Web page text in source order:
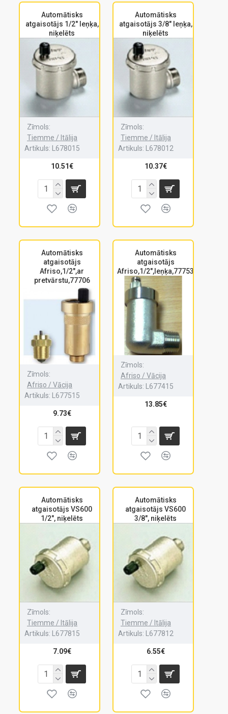
Automātisks
atgaisotājs 1/2" leņķa,
niķelēts
Zīmols:
Tiemme / Itālija
Artikuls:
L678015
10.51€
Automātisks
atgaisotājs 3/8" leņķa,
niķelēts
Zīmols:
Tiemme / Itālija
Artikuls:
L678012
10.37€
Automātisks
atgaisotājs
Afriso,1/2",ar
pretvārstu,77706
Zīmols:
Afriso / Vācija
Artikuls:
L677515
9.73€
Automātisks
atgaisotājs
Afriso,1/2",leņķa,77753
Zīmols:
Afriso / Vācija
Artikuls:
L677415
13.85€
Automātisks
atgaisotājs VS600
1/2", niķelēts
Zīmols:
Tiemme / Itālija
Artikuls:
L677815
7.09€
Automātisks
atgaisotājs VS600
3/8", niķelēts
Zīmols:
Tiemme / Itālija
Artikuls:
L677812
6.55€